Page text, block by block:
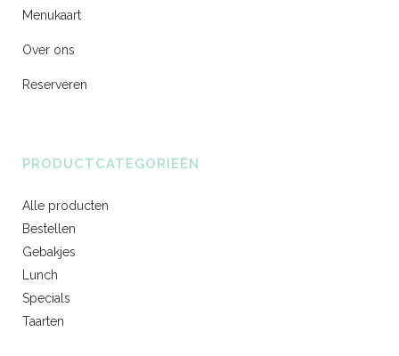
Menukaart
Over ons
Reserveren
PRODUCTCATEGORIEËN
Alle producten
Bestellen
Gebakjes
Lunch
Specials
Taarten